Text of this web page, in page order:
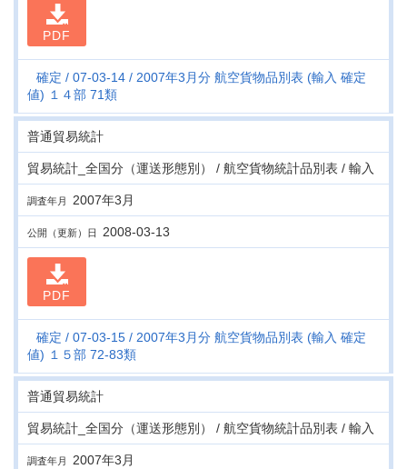
PDF
確定 07-03-14
2007年3月分 航空貨物品別表 (輸入 確定
値) １４部 71類
普通貿易統計
貿易統計_全国分（運送形態別） / 航空貨物統計品別表 / 輸入
調査年月 2007年3月
公開（更新）日 2008-03-13
PDF
確定 07-03-15
2007年3月分 航空貨物品別表 (輸入 確定
値) １５部 72-83類
普通貿易統計
貿易統計_全国分（運送形態別） / 航空貨物統計品別表 / 輸入
調査年月 2007年3月